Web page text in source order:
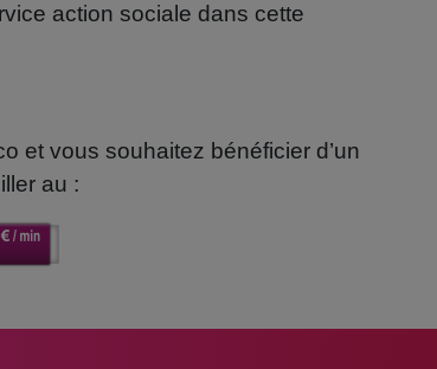
action sociale dans cette
et vous souhaitez bénéficier d’un
au :